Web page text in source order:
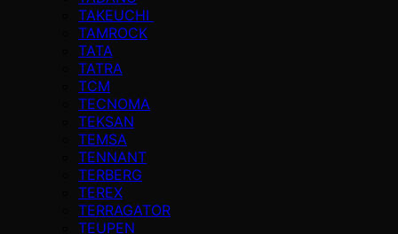
TAKEUCHI
TAMROCK
TATA
TATRA
TCM
TECNOMA
TEKSAN
TEMSA
TENNANT
TERBERG
TEREX
TERRAGATOR
TEUPEN